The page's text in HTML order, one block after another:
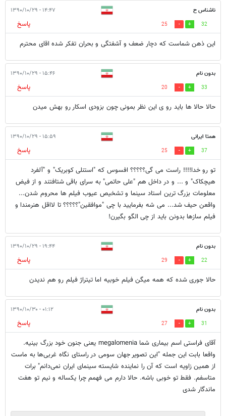
ناشناس ح ۱۴:۴۷ - ۱۳۹۰/۱۰/۲۹
32
25
پاسخ
این ذهن شماست که دچار ضعف و آشفتگی و بحران تفکر شده اقای محترم
بدون نام ۱۵:۴۶ - ۱۳۹۰/۱۰/۲۹
33
20
پاسخ
حالا حالا ها باید رو ی این نظر بمونی چون بزودی اسکار رو بهش میدن
همتا ایرانی ۱۵:۵۹ - ۱۳۹۰/۱۰/۲۹
37
25
پاسخ
تو رو خدا!!!! راست می گی؟؟؟؟؟ افسوس که "استنلی کوبریک" و "آلفرد
هیچکاک" و ... و در داخل هم "علی حاتمی" به سرای باقی شتافتند و از فیض
معلومات بزرگ ترین استاد سینما و تشخیص عیوب فیلم ها محروم شدن...
واقعن حیف شد... می شه بفرمایید با چی "موافقین"؟؟؟؟؟ تا لااقل هنرمندا و
فیلم سازها بدونن باید از چی الگو بگیرن!
بدون نام ۱۹:۴۴ - ۱۳۹۰/۱۰/۲۹
22
29
پاسخ
حالا جوری شده که همه میگن فیلم خوبیه اما تیتراژ فیلم رو هم ندیدن
بدون نام ۰۱:۱۲ - ۱۳۹۰/۱۰/۳۰
31
27
پاسخ
آقای فراستی اسم بیماری شما megalomenia یعنی جنون خود بزرگ بینیه.
واقعا بابت این جمله "این تصویر جهان سومی در راستای نگاه غربی‌ها به ماست
از همین زاویه است که آن را نماینده شایسته سینمای ایران نمی‌دانم" برات
متاسفم. فقط تو خوبی باشه. حالا دارم می فهمم چرا یکساله و نیم تو هفت
ماندگار شدی